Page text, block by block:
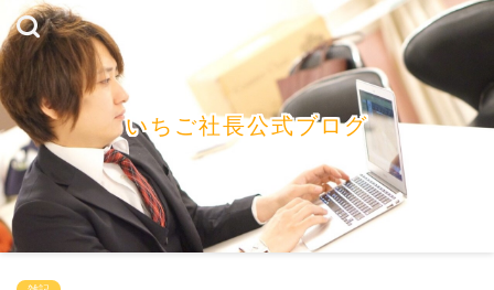
いちご社長公式ブログ